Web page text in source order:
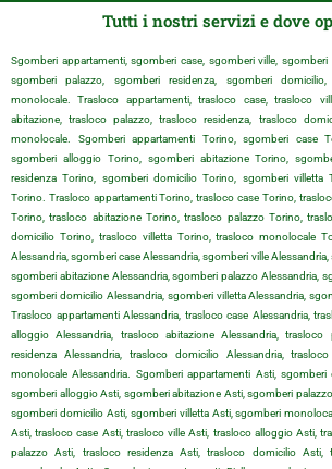
Tutti i nostri servizi e dove
Sgomberi appartamenti, sgomberi case, sgomberi ville, sgomberi
sgomberi palazzo, sgomberi residenza, sgomberi
monolocale. Trasloco appartamenti, trasloco case, trasloco
abitazione, trasloco palazzo, trasloco residenza, trasloco
monolocale. Sgomberi appartamenti Torino, sgomberi case
sgomberi alloggio Torino, sgomberi abitazione Torino,
residenza Torino, sgomberi domicilio Torino, sgomberi villetta
Torino. Trasloco appartamenti Torino, trasloco case Torino,
Torino, trasloco abitazione Torino, trasloco palazzo Torino,
domicilio Torino, trasloco villetta Torino, trasloco monolocale
Alessandria, sgomberi case Alessandria, sgomberi ville
sgomberi abitazione Alessandria, sgomberi palazzo Alessandria,
sgomberi domicilio Alessandria, sgomberi villetta Alessandria,
Trasloco appartamenti Alessandria, trasloco case Alessandria,
alloggio Alessandria, trasloco abitazione Alessandria, trasloco
residenza Alessandria, trasloco domicilio Alessandria,
monolocale Alessandria. Sgomberi appartamenti Asti, sgomberi
sgomberi alloggio Asti, sgomberi abitazione Asti, sgomberi
sgomberi domicilio Asti, sgomberi villetta Asti, sgomberi
Asti, trasloco case Asti, trasloco ville Asti, trasloco alloggio Asti,
palazzo Asti, trasloco residenza Asti, trasloco domicilio Asti,